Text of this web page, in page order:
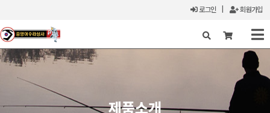
로그인 회원가입
X
제품소개